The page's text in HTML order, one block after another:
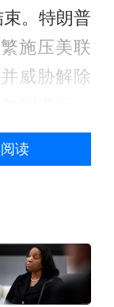
。特朗普
施压美联
威胁解除
务的合法
。不过近
图在鲍威
读